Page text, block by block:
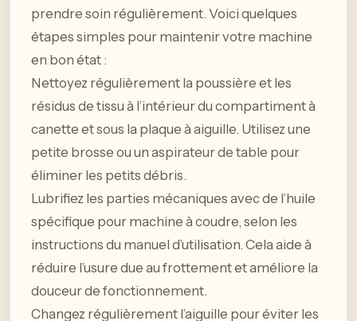
prendre soin régulièrement. Voici quelques
étapes simples pour maintenir votre machine
en bon état :
Nettoyez régulièrement la poussière et les
résidus de tissu à l’intérieur du compartiment à
canette et sous la plaque à aiguille. Utilisez une
petite brosse ou un aspirateur de table pour
éliminer les petits débris.
Lubrifiez les parties mécaniques avec de l’huile
spécifique pour machine à coudre, selon les
instructions du manuel d’utilisation. Cela aide à
réduire l’usure due au frottement et améliore la
douceur de fonctionnement.
Changez régulièrement l’aiguille pour éviter les